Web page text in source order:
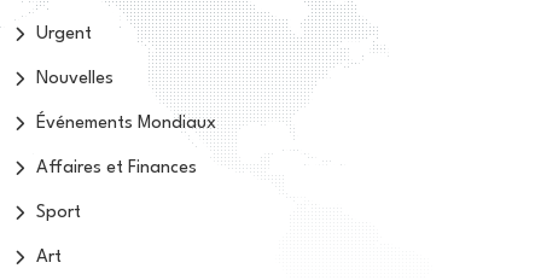
Urgent
Nouvelles
Événements Mondiaux
Affaires et Finances
Sport
Art